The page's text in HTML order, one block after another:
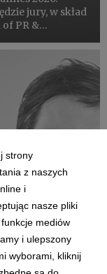
jury, w skład
PR &
będzie
w gronie
strony
z naszych
i
nasze pliki
mediów
i ulepszony
wyborami, kliknij